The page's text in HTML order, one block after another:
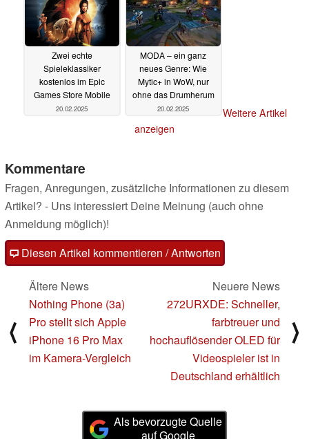
Zwei echte
Spieleklassiker
kostenlos im Epic
Games Store Mobile
20.02.2025
MODA – ein ganz
neues Genre: Wie
Mytic+ in WoW, nur
ohne das Drumherum
20.02.2025
Weitere Artikel
anzeigen
Kommentare
Fragen, Anregungen, zusätzliche Informationen zu diesem
Artikel? - Uns interessiert Deine Meinung (auch ohne
Anmeldung möglich)!
Diesen Artikel kommentieren / Antworten
⟨
Ältere News
Nothing Phone (3a)
Pro stellt sich Apple
iPhone 16 Pro Max
im Kamera-Vergleich
Neuere News
272URXDE: Schneller,
farbtreuer und
hochauflösender OLED für
Videospieler ist in
Deutschland erhältlich
⟩
Als bevorzugte Quelle
auf Google